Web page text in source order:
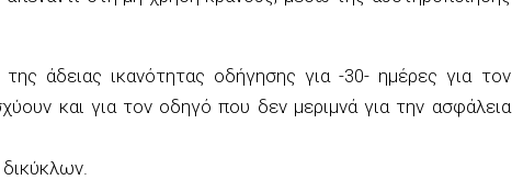
της άδειας ικανότητας οδήγησης για -30- ημέρες για τον
και για τον οδηγό που δεν μεριμνά για την ασφάλεια
δικύκλων.